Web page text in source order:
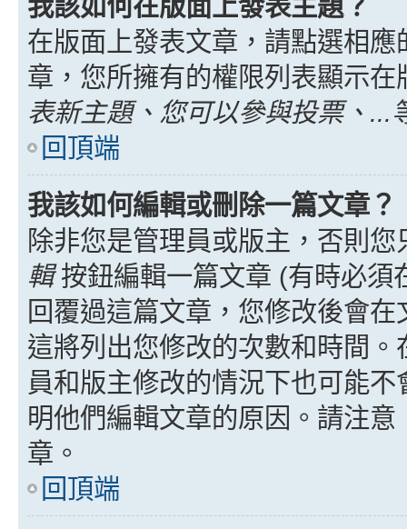
在版面上發表文章，請點選相
章，您所擁有的權限列表顯示
表新主題、您可以參與投票、...
回頂端
我該如何編輯或刪除一篇文章？
除非您是管理員或版主，否則
輯按鈕編輯一篇文章 (有時必須
回覆過這篇文章，您修改後會
這將列出您修改的次數和時間
員和版主修改的情況下也可能
明他們編輯文章的原因。請注
章。
回頂端